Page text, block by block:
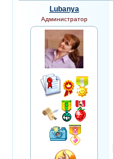
Lubanya
Администратор